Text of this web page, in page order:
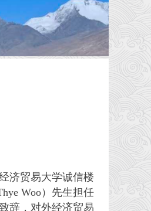
济贸易大学诚信楼
Woo）先生担任
辞，对外经济贸易